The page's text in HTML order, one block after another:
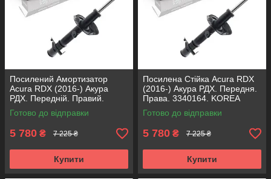
Посилений Амортизатор
Acura RDX (2016-) Акура
РДХ. Передній. Правий.
3340164. KOREA Аксусс!
Готово до відправки
5 780 ₴ 7 225 ₴
Купити
Посилена Стійка Acura RDX
(2016-) Акура РДХ. Передня.
Права. 3340164. KOREA
Аксусс!
Готово до відправки
5 780 ₴ 7 225 ₴
Купити